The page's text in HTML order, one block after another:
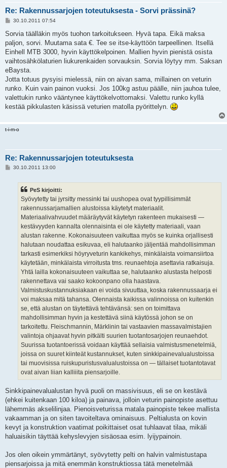
Re: Rakennussarjojen toteutuksesta - Sorvi prässinä?
V
e
t
i
30.10.2011 07:54
Sorvia täälläkin myös tuohon tarkoitukseen. Hyvä tapa. Eikä maksa
paljon, sorvi. Muutama sata €. Tee se itse-käyttöön tarpeellinen. Itsellä
Einhell MTB 3000, hyvin käyttökelpoinen. Mallien hyvin pienistä osista
vaihtosähkölaturien liukurenkaiden sorvauksin. Sorvia löytyy mm. Saksan
eBaysta.
Jotta totuus pysyisi mielessä, niin on aivan sama, millainen on veturin
runko. Kuin vain painon vuoksi. Jos 100kg astuu päälle, niin jauhoa tulee,
valettukin runko vääntynee käyttökelvottomaksi. Valettu runko kyllä
kestää pikkulasten käsissä veturien matolla pyörittelyn.
t-i-m-o
Re: Rakennussarjojen toteutuksesta
V30.10.2011 13:00
PeS kirjoitti:
Syövytetty tai jyrsitty messinki tai uushopea ovat tyypillisimmät
rakennussarjamallien alustoissa käytetyt materiaalit.
Materiaalivahvuudet määräytyvät käytetyn rakenteen mukaisesti —
kestävyyden kannalta olennaisinta ei ole käytetty materiaali, vaan
alustan rakenne. Kokonaisuuteen vaikuttaa myös se kuinka orjallisesti
halutaan noudattaa esikuvaa, eli halutaanko jäljentää mahdollisimman
tarkasti esimerkiksi höyryveturin kankikehys, minkälaista voimansiirtoa
käytetään, minkälaista virroitusta tms. reunaehtoja asettavia ratkaisuja.
Yhtä lailla kokonaisuuteen vaikuttaa se, halutaanko alustasta helposti
rakennettava vai saako kokoonpano olla haastava.
Valmistuskustannuksiakaan ei voida sivuuttaa, koska rakennussaarja ei
voi maksaa mitä tahansa. Olennaista kaikissa valinnoissa on kuitenkin
se, että alustan on täytettävä tehtävänsä: sen on toimittava
mahdollisimman hyvin ja kestettävä siinä käytössä johon se on
tarkoitettu. Fleischmannin, Märklinin tai vastaavien massavalmistajien
valintoja ohjaavat hyvin pitkälti suurien tuotantosarjojen reunaehdot.
Suurissa tuotantoerissä voidaan käyttää sellaisia valmistusmenetelmiä,
joissa on suuret kiinteät kustannukset, kuten sinkkipainevalualustoissa
tai muovisissa ruiskupuristusvalualustoissa on — tällaiset tuotantotavat
ovat aivan liian kalliiita piensarjoille.
Sinkkipainevalualustan hyvä puoli on massivisuus, eli se on kestävä
(ehkei kuitenkaan 100 kiloa) ja painava, jolloin veturin painopiste asettuu
lähemmäs akselilinjaa. Pienoisveturissa matala painopiste tekee mallista
vakaamman ja on siten tavoiteltava ominaisuus. Peltialusta on kovin
kevyt ja konstruktion vaatimat poikittaiset osat tuhlaavat tilaa, mikäli
haluaisikin täyttää kehyslevyjen sisäosaa esim. lyijypainoin.
Jos olen oikein ymmärtänyt, syövytetty pelti on halvin valmistustapa
piensarjoissa ja mitä enemmän konstruktiossa tätä menetelmää